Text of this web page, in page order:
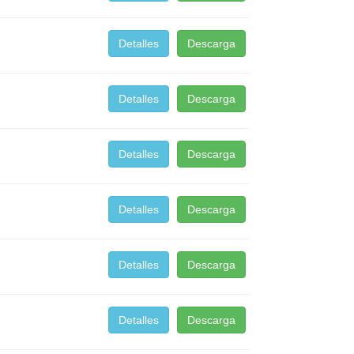
Descarga
Detalles
Descarga
Detalles
Descarga
Detalles
Descarga
Detalles
Descarga
Detalles
Descarga
Detalles